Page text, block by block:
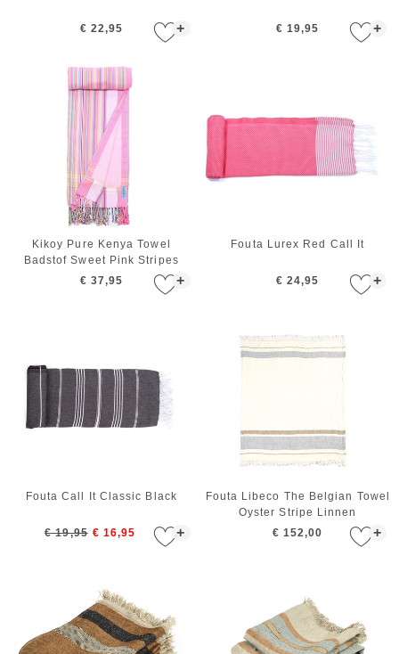
+
€ 22,95 +
€ 19,95
+
Kikoy Pure Kenya Towel
Badstof Sweet Pink Stripes
€ 37,95
+
Fouta Lurex Red Call It
€ 24,95
+
Fouta Call It Classic Black
€ 19,95 € 16,95 +
Fouta Libeco The Belgian Towel
Oyster Stripe Linnen
€ 152,00